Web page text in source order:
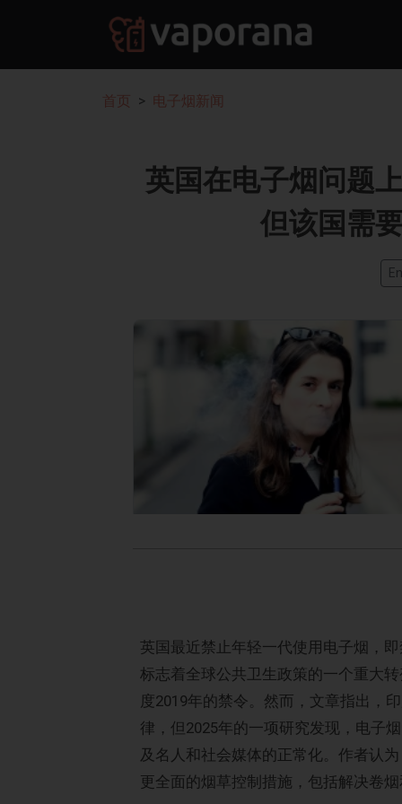
首页 电子烟新闻
英国在电子烟问题
但该国需
英国最近禁止年轻一代使用电子烟，
标志着全球公共卫生政策的一个重大
度2019年的禁令。然而，文章指出，
律，但2025年的一项研究发现，电子
及名人和社会媒体的正常化。作者认
更全面的烟草控制措施，包括解决卷